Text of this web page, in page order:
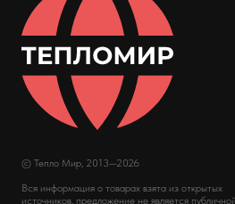
© Тепло Мир, 2013—2026
Вся информация о товарах взята из открытых
источников, предложение не является публичной